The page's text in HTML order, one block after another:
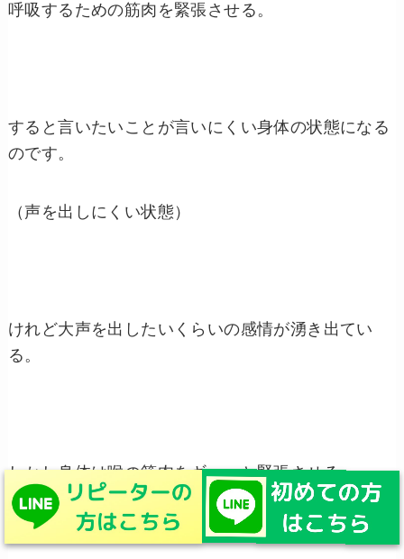
呼吸するための筋肉を緊張させる。
すると言いたいことが言いにくい身体の状態になる
のです。
（声を出しにくい状態）
けれど大声を出したいくらいの感情が湧き出てい
る。
しかし身体は喉の筋肉をギュッと緊張させる。
そして感情を我慢。